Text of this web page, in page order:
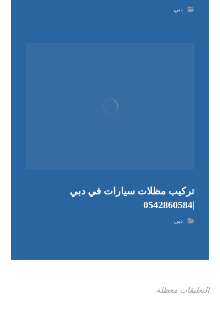
دبي
تركيب مظلات سيارات في دبي
|0542860584
دبي
التعليقات معطلة.